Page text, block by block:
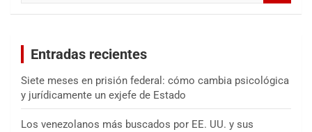
Entradas recientes
Siete meses en prisión federal: cómo cambia psicológica
y jurídicamente un exjefe de Estado
Los venezolanos más buscados por EE. UU. y sus